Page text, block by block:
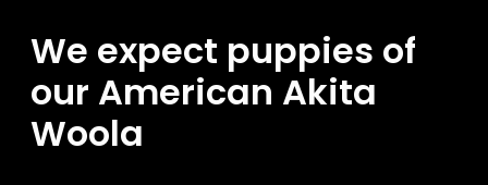
We expect puppies of
our American Akita
Woola